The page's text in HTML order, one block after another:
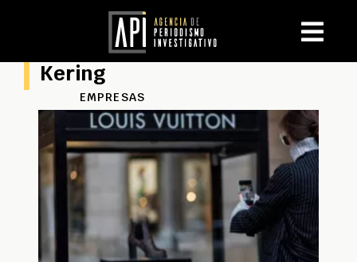
Kering
EMPRESAS